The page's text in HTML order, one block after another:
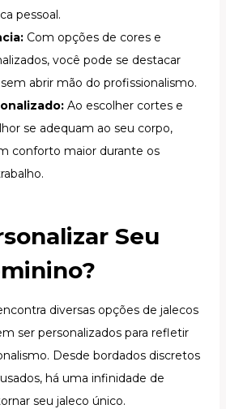
pessoal.
Com opções de cores e
você pode se destacar
abrir mão do profissionalismo.
Ao escolher cortes e
se adequam ao seu corpo,
conforto maior durante os
Seu
diversas opções de jalecos
ser personalizados para refletir
Desde bordados discretos
há uma infinidade de
seu jaleco único.